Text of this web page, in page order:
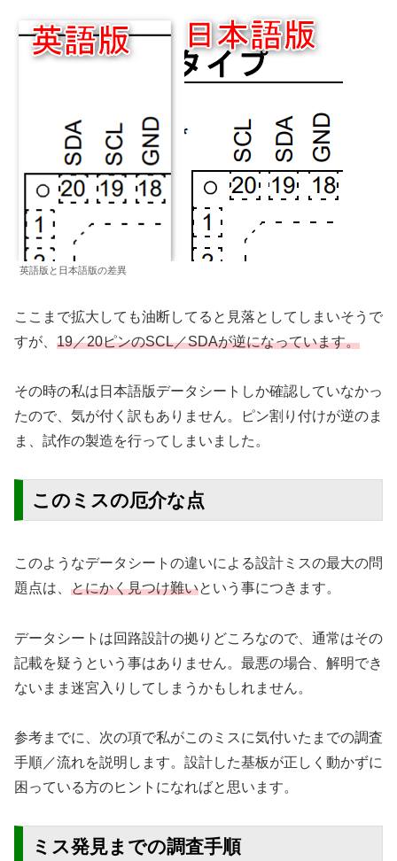
英語版と日本語版の差異
ここまで拡大しても油断してると見落としてしまいそうで
すが、 19／20ピンのSCL／SDAが逆になっています。
その時の私は日本語版データシートしか確認していなかっ
たので、気が付く訳もありません。ピン割り付けが逆のま
ま、試作の製造を行ってしまいました。
このミスの厄介な点
このようなデータシートの違いによる設計ミスの最大の問
題点は、 とにかく見つけ難いという事につきます。
データシートは回路設計の拠りどころなので、通常はその
記載を疑うという事はありません。最悪の場合、解明でき
ないまま迷宮入りしてしまうかもしれません。
参考までに、次の項で私がこのミスに気付いたまでの調査
手順／流れを説明します。設計した基板が正しく動かずに
困っている方のヒントになればと思います。
ミス発見までの調査手順